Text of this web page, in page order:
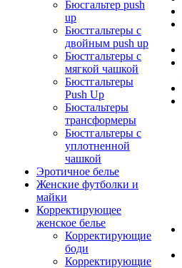
Бюсгальтер push
up
Бюстгальтеры с
двойным push up
Бюстгальтеры с
мягкой чашкой
Бюстгальтеры
Push Up
Бюстальтеры
трансформеры
Бюстгальтеры с
уплотненной
чашкой
Эротичное белье
Женские футболки и
майки
Корректирующее
женское белье
Корректирующие
боди
Корректирующие